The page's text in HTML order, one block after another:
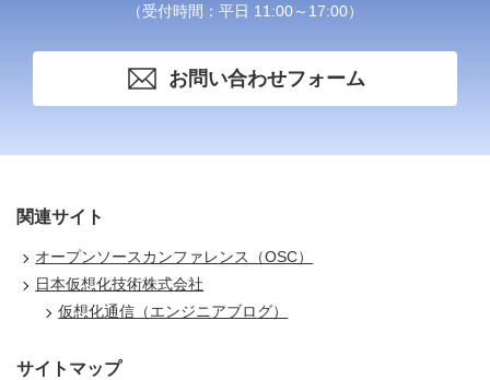
（受付時間：平日 11:00～17:00）
お問い合わせフォーム
関連サイト
オープンソースカンファレンス（OSC）
日本仮想化技術株式会社
仮想化通信（エンジニアブログ）
サイトマップ